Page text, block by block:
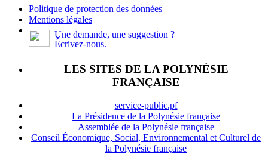
Politique de protection des données
Mentions légales
Une demande, une suggestion ?
Écrivez-nous.
LES SITES DE LA POLYNÉSIE
FRANÇAISE
service-public.pf
La Présidence de la Polynésie française
Assemblée de la Polynésie française
Conseil Économique, Social, Environnemental et Culturel de
la Polynésie française